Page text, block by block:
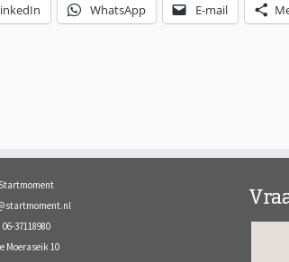
WhatsApp E-mail
Startmoment
06-37118980
Moeraseik 10